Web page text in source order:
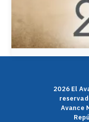
2026 El
Avance